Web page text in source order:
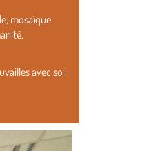
mosaïque
avec soi.